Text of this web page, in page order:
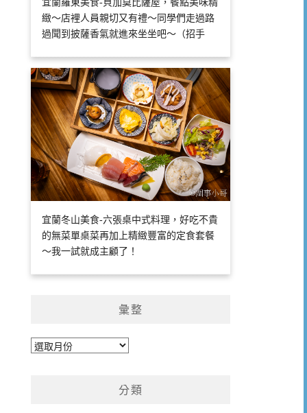
宜蘭羅東美食-貝加莫比薩屋，餐點美味精
緻～店裡人員親切又有禮～同學們走過路
過聞到披薩香氣就進來坐坐吧～（招手
宜蘭冬山美食-六張桌中式料理，好吃不貴
的無菜單桌菜再加上精緻豐富的定食套餐
～我一試就成主顧了！
彙整
彙
分類